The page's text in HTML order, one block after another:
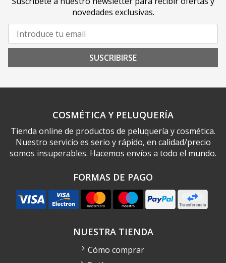
novedades exclusivas.
SUSCRIBIRSE
COSMÉTICA Y PELUQUERÍA
Tienda online de productos de peluquería y cosmética.
Nuestro servicio es serio y rápido, en calidad/precio
somos insuperables. Hacemos envíos a todo el mundo.
FORMAS DE PAGO
NUESTRA TIENDA
Cómo comprar